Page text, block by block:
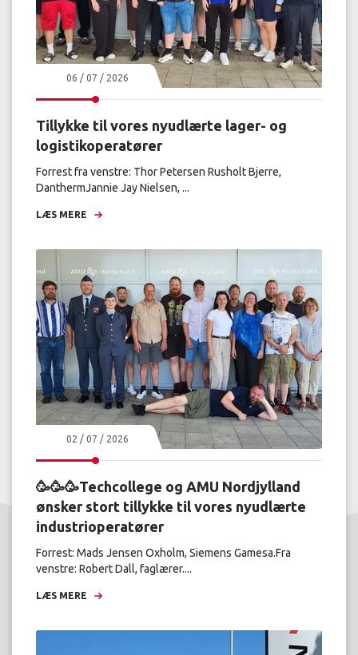
06 / 07 / 2026
Tillykke til vores nyudlærte lager- og
logistikoperatører
Forrest fra venstre: Thor Petersen Rusholt Bjerre,
DanthermJannie Jay Nielsen, ...
LÆS MERE
02 / 07 / 2026
🥳🥳🥳Techcollege og AMU Nordjylland
ønsker stort tillykke til vores nyudlærte
industrioperatører
Forrest: Mads Jensen Oxholm, Siemens Gamesa.Fra
venstre: Robert Dall, faglærer....
LÆS MERE